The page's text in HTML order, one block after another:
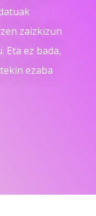
zaizkizun
Eta ez bada,
ezaba